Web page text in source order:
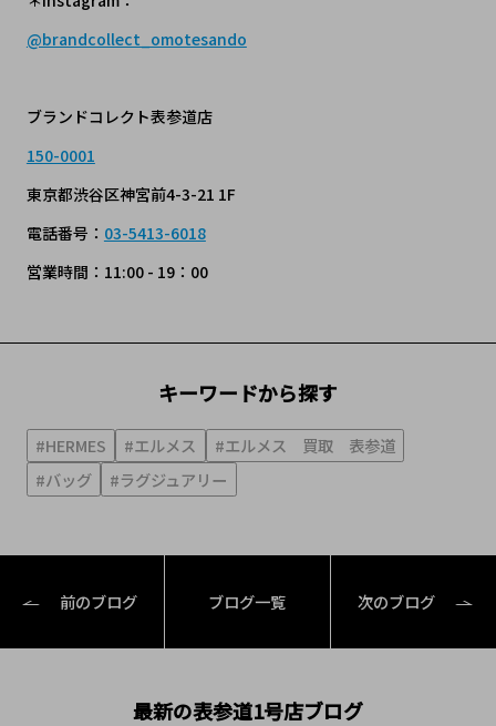
@brandcollect_omotesando
ブランドコレクト表参道店
150-0001
東京都渋谷区神宮前4-3-21 1F
電話番号： 03-5413-6018
営業時間：11:00 - 19：00
キーワードから探す
#HERMES #エルメス
#エルメス 買取 表参道
#バッグ
#ラグジュアリー
前のブログ ブログ一覧 次のブログ
最新の表参道1号店ブログ